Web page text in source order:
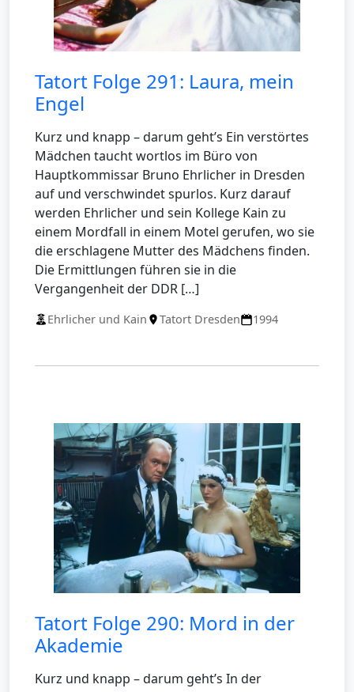
Tatort Folge 291: Laura, mein
Engel
Kurz und knapp – darum geht’s Ein verstörtes
Mädchen taucht wortlos im Büro von
Hauptkommissar Bruno Ehrlicher in Dresden
auf und verschwindet spurlos. Kurz darauf
werden Ehrlicher und sein Kollege Kain zu
einem Mordfall in einem Motel gerufen, wo sie
die erschlagene Mutter des Mädchens finden.
Die Ermittlungen führen sie in die
Vergangenheit der DDR […]
Ehrlicher und Kain Tatort Dresden 1994
Tatort Folge 290: Mord in der
Akademie
Kurz und knapp – darum geht’s In der